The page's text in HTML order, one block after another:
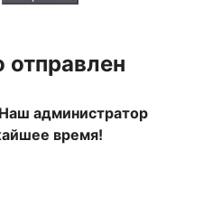
отправлен
администратор
время!